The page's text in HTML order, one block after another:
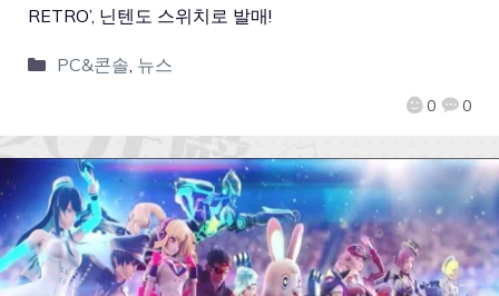
0 0
RETRO’, 닌텐도 스위치로 발매!
PC&콘솔 뉴스